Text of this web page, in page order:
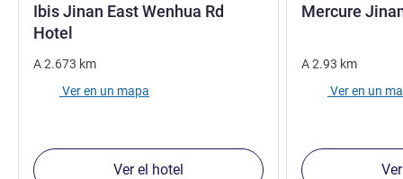
Ibis Jinan East Wenhua Rd
Hotel
A2.673 km
Ver en un mapa
Ver el hotel
Mercure
A2.93 km
Ver en un